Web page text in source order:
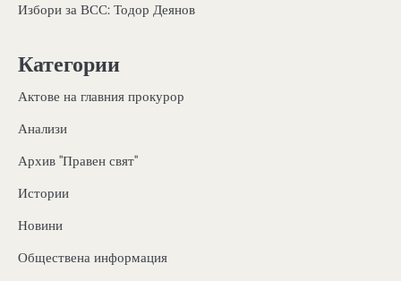
Избори за ВСС: Тодор Деянов
Категории
Актове на главния прокурор
Анализи
Архив "Правен свят"
Истории
Новини
Обществена информация